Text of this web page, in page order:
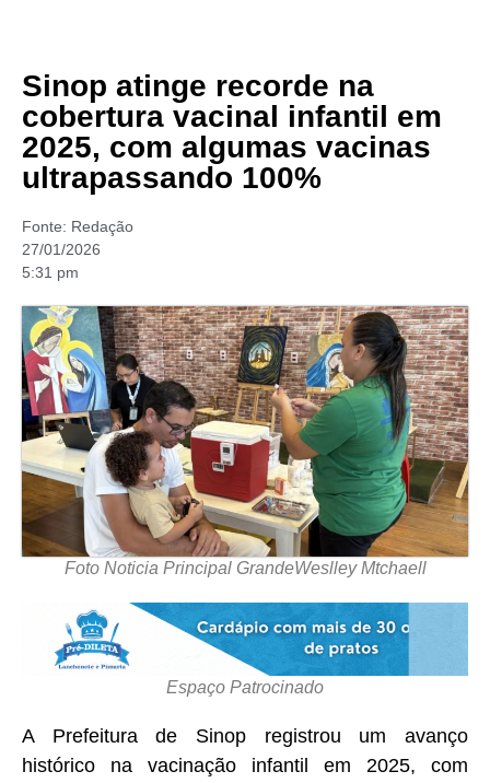
Sinop atinge recorde na
cobertura vacinal infantil em
2025, com algumas vacinas
ultrapassando 100%
Fonte: Redação
27/01/2026
5:31 pm
Foto Noticia Principal GrandeWeslley Mtchaell
Espaço Patrocinado
A Prefeitura de Sinop registrou um avanço
histórico na vacinação infantil em 2025, com